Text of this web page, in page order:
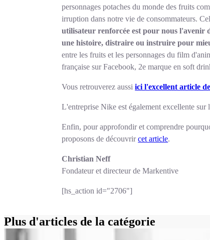
personnages potaches du monde des fruits
irruption dans notre vie de consommateurs.
utilisateur renforcée est pour nous l'avenir
une histoire, distraire ou instruire pour
entre les fruits et les personnages du film
française sur Facebook, 2e marque en soft
Vous retrouverez aussiici l'excellent article
L'entreprise Nike est également excellente sur
Enfin, pour approfondir et comprendre
proposons de découvrircet article.
Christian Neff
Fondateur et directeur de Markentive
[hs_action id="2706"]
Plus d'articles de la catégorie